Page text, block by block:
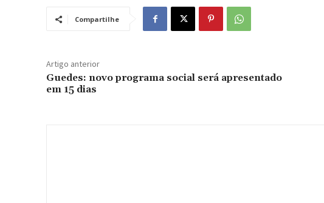
Compartilhe
Artigo anterior
Guedes: novo programa social será apresentado
em 15 dias